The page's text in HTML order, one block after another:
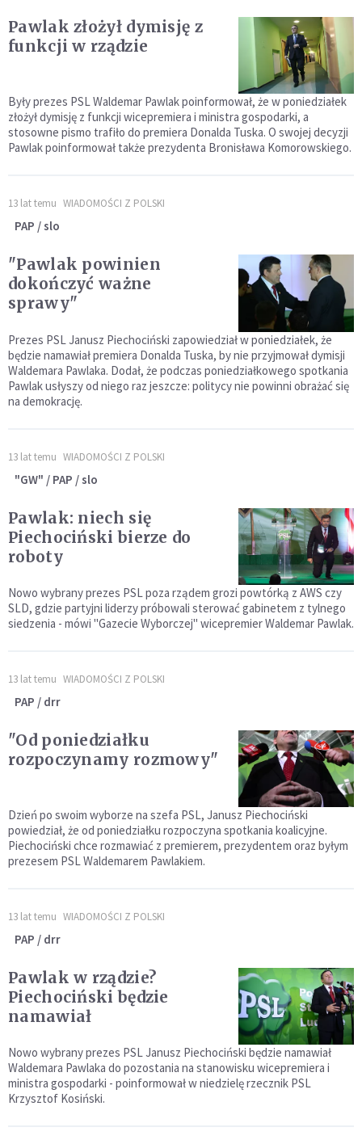
Pawlak złożył dymisję z
funkcji w rządzie
Były prezes PSL Waldemar Pawlak poinformował, że w poniedziałek
złożył dymisję z funkcji wicepremiera i ministra gospodarki, a
stosowne pismo trafiło do premiera Donalda Tuska. O swojej decyzji
Pawlak poinformował także prezydenta Bronisława Komorowskiego.
13 lat temu WIADOMOŚCI Z POLSKI
PAP / slo
"Pawlak powinien
dokończyć ważne
sprawy"
Prezes PSL Janusz Piechociński zapowiedział w poniedziałek, że
będzie namawiał premiera Donalda Tuska, by nie przyjmował dymisji
Waldemara Pawlaka. Dodał, że podczas poniedziałkowego spotkania
Pawlak usłyszy od niego raz jeszcze: politycy nie powinni obrażać się
na demokrację.
13 lat temu WIADOMOŚCI Z POLSKI
"GW" / PAP / slo
Pawlak: niech się
Piechociński bierze do
roboty
Nowo wybrany prezes PSL poza rządem grozi powtórką z AWS czy
SLD, gdzie partyjni liderzy próbowali sterować gabinetem z tylnego
siedzenia - mówi "Gazecie Wyborczej" wicepremier Waldemar Pawlak.
13 lat temu WIADOMOŚCI Z POLSKI
PAP / drr
"Od poniedziałku
rozpoczynamy rozmowy"
Dzień po swoim wyborze na szefa PSL, Janusz Piechociński
powiedział, że od poniedziałku rozpoczyna spotkania koalicyjne.
Piechociński chce rozmawiać z premierem, prezydentem oraz byłym
prezesem PSL Waldemarem Pawlakiem.
13 lat temu WIADOMOŚCI Z POLSKI
PAP / drr
Pawlak w rządzie?
Piechociński będzie
namawiał
Nowo wybrany prezes PSL Janusz Piechociński będzie namawiał
Waldemara Pawlaka do pozostania na stanowisku wicepremiera i
ministra gospodarki - poinformował w niedzielę rzecznik PSL
Krzysztof Kosiński.